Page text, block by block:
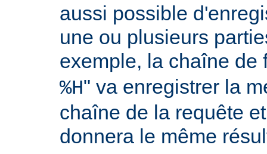
aussi possible
une ou plusieurs
exemple, la chaîne de
%H" va enregistrer la
chaîne de la requête
donnera le même